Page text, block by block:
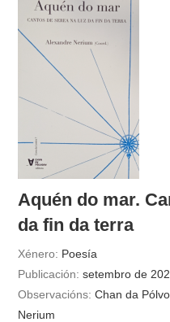
Aquén do mar.
da fin da terra
Xénero: Poesía
Publicación: setembro de
Observacións: Chan da
Nerium